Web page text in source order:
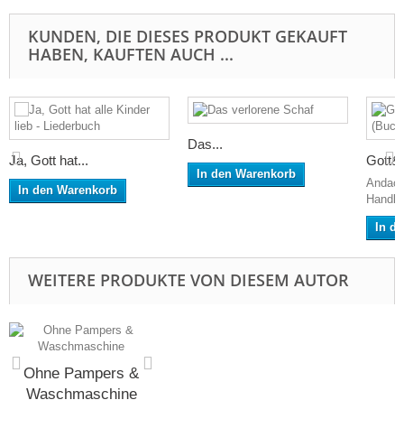
KUNDEN, DIE DIESES PRODUKT GEKAUFT
HABEN, KAUFTEN AUCH ...
Ja, Gott hat...
In den Warenkorb
Das...
In den Warenkorb
In
WEITERE PRODUKTE VON DIESEM AUTOR
Ohne Pampers &
Waschmaschine